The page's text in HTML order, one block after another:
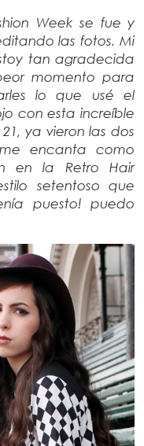
Week se fue y
las fotos. Mi
tan agradecida
momento para
lo que usé el
con esta increíble
ya vieron las dos
encanta como
en la Retro Hair
setentoso que
puesto! puedo